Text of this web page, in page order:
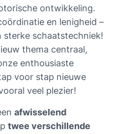
ontwikkeling.
en lenigheid –
sterke schaatstechniek!
thema centraal,
enthousiaste
voor stap nieuwe
veel plezier!
afwisselend
twee verschillende